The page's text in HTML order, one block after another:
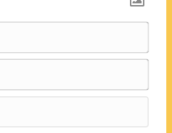
o
m
*-
m
i